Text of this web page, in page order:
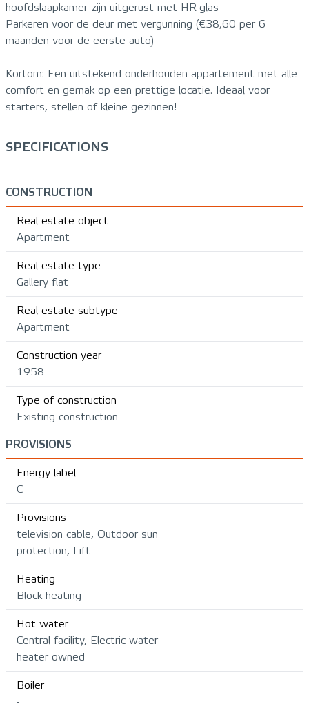
hoofdslaapkamer zijn uitgerust met HR-glas
Parkeren voor de deur met vergunning (€38,60 per 6
maanden voor de eerste auto)
Kortom: Een uitstekend onderhouden appartement met alle
comfort en gemak op een prettige locatie. Ideaal voor
starters, stellen of kleine gezinnen!
SPECIFICATIONS
CONSTRUCTION
Real estate object
Apartment
Real estate type
Gallery flat
Real estate subtype
Apartment
Construction year
1958
Type of construction
Existing construction
PROVISIONS
Energy label
C
Provisions
television cable, Outdoor sun
protection, Lift
Heating
Block heating
Hot water
Central facility, Electric water
heater owned
Boiler
-